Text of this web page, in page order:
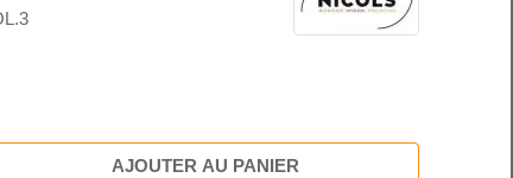
AJOUTER AU PANIER